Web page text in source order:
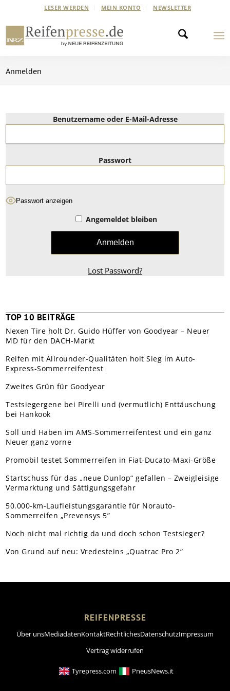
LESER WERDEN MEIN KONTO NEWSLETTER
Anmelden
Benutzername oder E-Mail-Adresse
Passwort
Passwort anzeigen
Angemeldet bleiben
Lost Password?
TOP 10 BEITRÄGE
Nexen Tire holt Dr. Guido Hüffer von Goodyear – Neuer
MD für den DACH-Markt
Reifen mit Allrounder-Qualitäten holt Sieg im Auto-
Express-Sommerreifentest
Zweites Grün für Goodyear
Testsiegergene bei Pirelli und (vermutlich) Enttäuschung
bei Hankook
Soll und Haben im AMS-Sommerreifentest und ein ganz
Neuer ganz vorne
Promobil testet Sommerreifen in Fiat-Ducato-Maxi-Größe
Startschuss für das „neue Dunlop“ gefallen – Zweigleisige
Vermarktung und Sättigungsgefahr
50.000-km-Laufleistungsgarantie für Norauto-
Sommerreifen „Prevensys 5”
Noch nicht mal richtig da und doch schon Testsieger?
Von Grund auf neu: Vredesteins „Quatrac Pro 2“
REIFENPRESSE
Über unsMediadatenKontaktRechtlichesDatenschutzImpressum
Vertrag widerrufen
Tyrepress.com PneusNews.it